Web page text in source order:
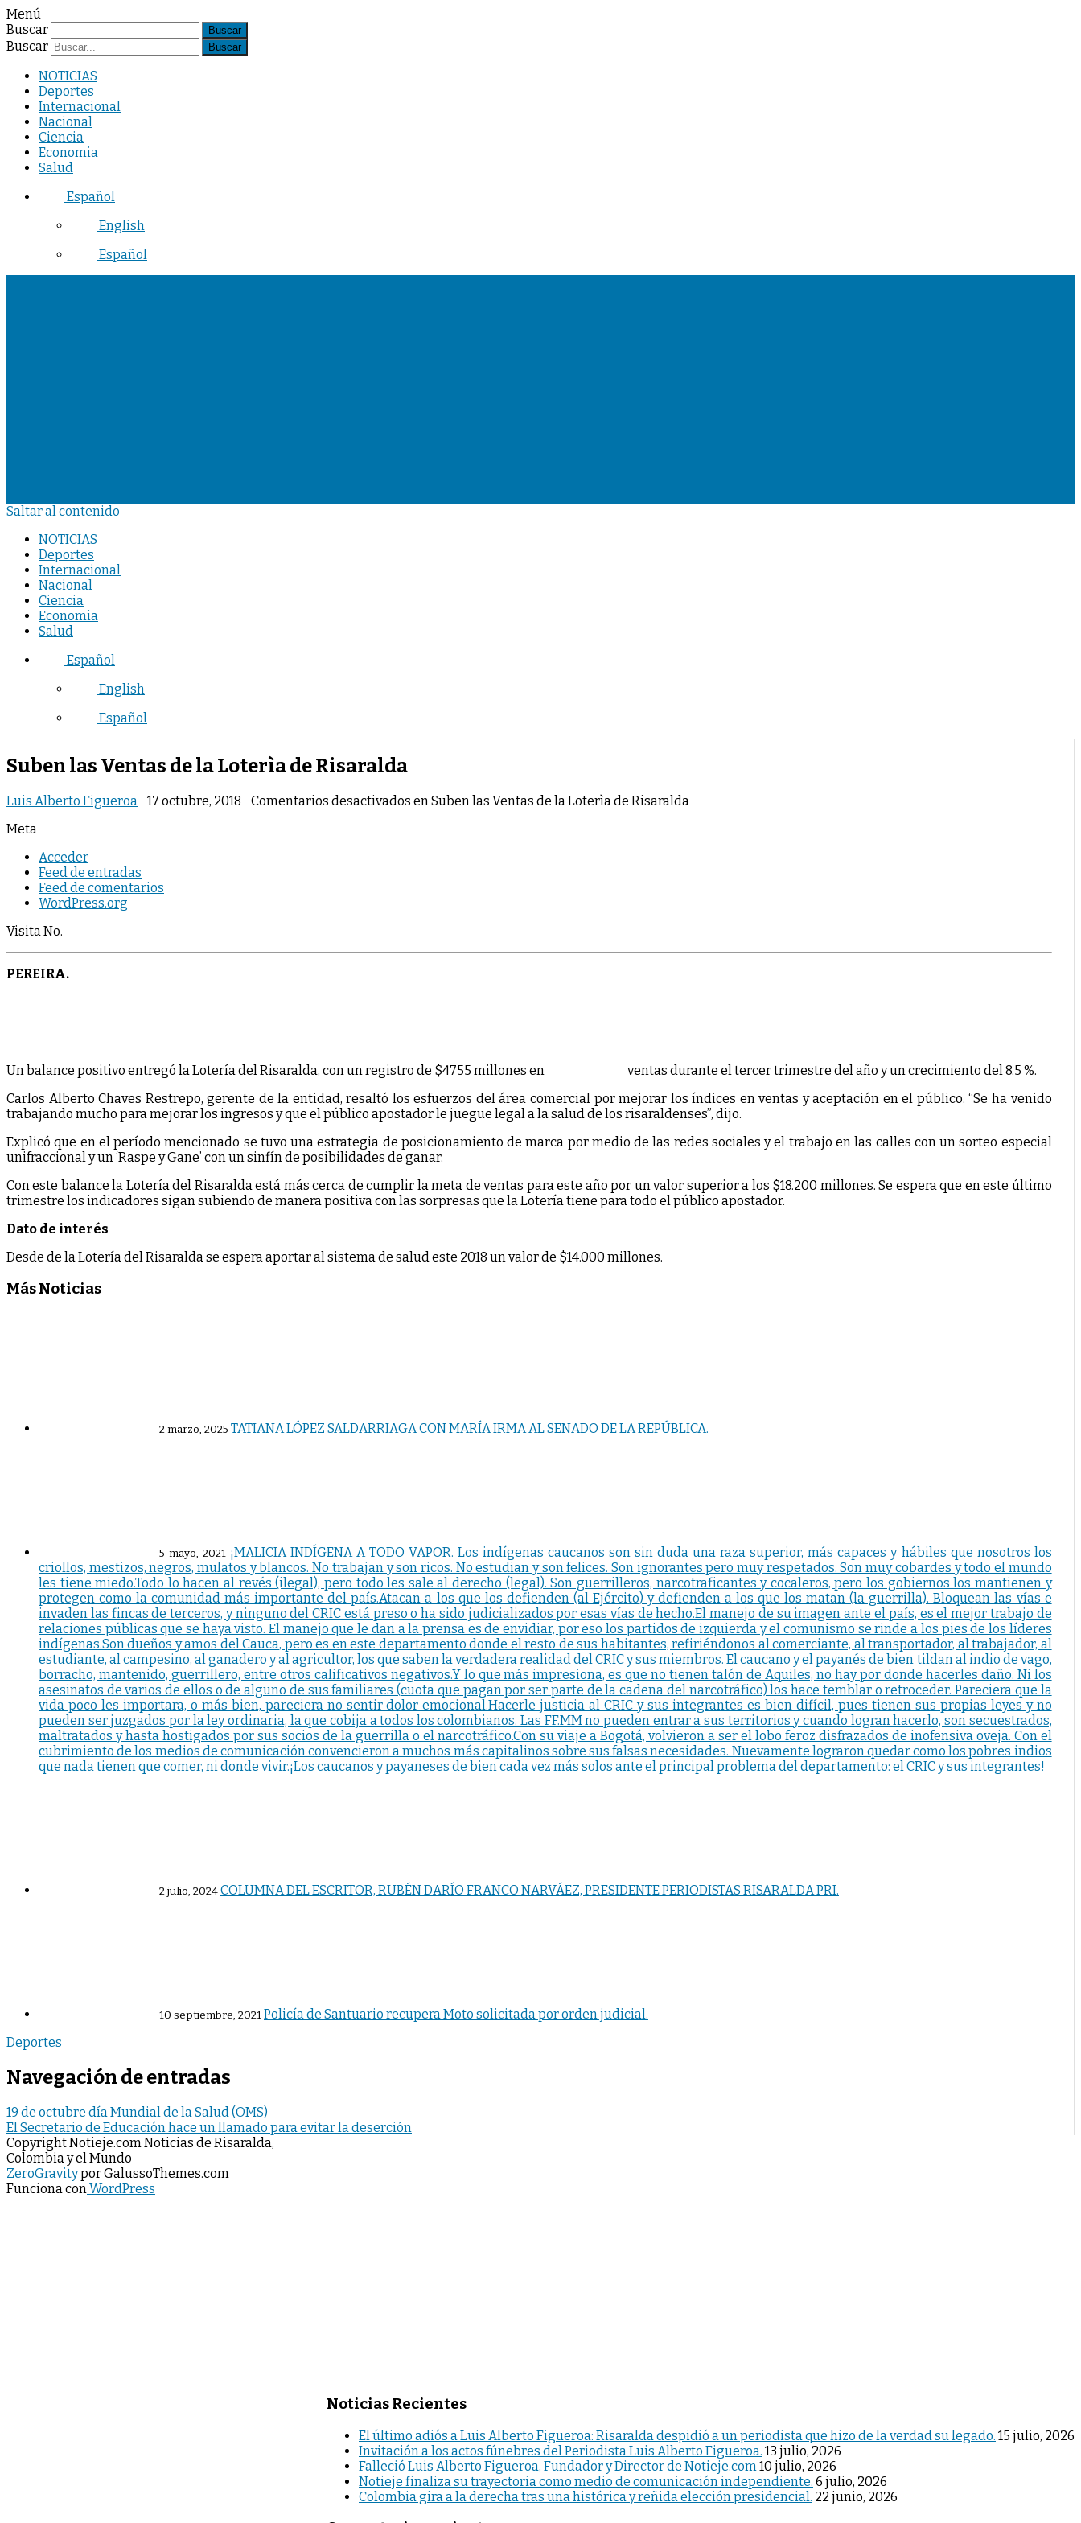
Menú
Buscar
Buscar
NOTICIAS
Deportes
Internacional
Nacional
Ciencia
Economia
Salud
Español
English
Español
Saltar al contenido
NOTICIAS
Deportes
Internacional
Nacional
Ciencia
Economia
Salud
Español
English
Español
Suben las Ventas de la Loterìa de Risaralda
Luis Alberto Figueroa 17 octubre, 2018 Comentarios desactivados en Suben las Ventas de la Loterìa de Risaralda
Meta
Acceder
Feed de entradas
Feed de comentarios
WordPress.org
Visita No.
PEREIRA.
Un balance positivo entregó la Lotería del Risaralda, con un registro de $4755 millones en
ventas durante el tercer trimestre del año y un crecimiento del 8.5 %.
Carlos Alberto Chaves Restrepo, gerente de la entidad, resaltó los esfuerzos del área comercial por mejorar los índices en ventas y aceptación en el público. “Se ha venido
trabajando mucho para mejorar los ingresos y que el público apostador le juegue legal a la salud de los risaraldenses”, dijo.
Explicó que en el período mencionado se tuvo una estrategia de posicionamiento de marca por medio de las redes sociales y el trabajo en las calles con un sorteo especial
unifraccional y un ‘Raspe y Gane’ con un sinfín de posibilidades de ganar.
Con este balance la Lotería del Risaralda está más cerca de cumplir la meta de ventas para este año por un valor superior a los $18.200 millones. Se espera que en este último
trimestre los indicadores sigan subiendo de manera positiva con las sorpresas que la Lotería tiene para todo el público apostador.
Dato de interés
Desde de la Lotería del Risaralda se espera aportar al sistema de salud este 2018 un valor de $14.000 millones.
Más Noticias
2 marzo, 2025 TATIANA LÓPEZ SALDARRIAGA CON MARÍA IRMA AL SENADO DE LA REPÚBLICA.
5 mayo, 2021 ¡MALICIA INDÍGENA A TODO VAPOR. Los indígenas caucanos son sin duda una raza superior, más capaces y hábiles que nosotros los
criollos, mestizos, negros, mulatos y blancos. No trabajan y son ricos. No estudian y son felices. Son ignorantes pero muy respetados. Son muy cobardes y todo el mundo
les tiene miedo.Todo lo hacen al revés (ilegal), pero todo les sale al derecho (legal). Son guerrilleros, narcotraficantes y cocaleros, pero los gobiernos los mantienen y
protegen como la comunidad más importante del país.Atacan a los que los defienden (al Ejército) y defienden a los que los matan (la guerrilla). Bloquean las vías e
invaden las fincas de terceros, y ninguno del CRIC está preso o ha sido judicializados por esas vías de hecho.El manejo de su imagen ante el país, es el mejor trabajo de
relaciones públicas que se haya visto. El manejo que le dan a la prensa es de envidiar, por eso los partidos de izquierda y el comunismo se rinde a los pies de los líderes
indígenas.Son dueños y amos del Cauca, pero es en este departamento donde el resto de sus habitantes, refiriéndonos al comerciante, al transportador, al trabajador, al
estudiante, al campesino, al ganadero y al agricultor, los que saben la verdadera realidad del CRIC y sus miembros. El caucano y el payanés de bien tildan al indio de vago,
borracho, mantenido, guerrillero, entre otros calificativos negativos.Y lo que más impresiona, es que no tienen talón de Aquiles, no hay por donde hacerles daño. Ni los
asesinatos de varios de ellos o de alguno de sus familiares (cuota que pagan por ser parte de la cadena del narcotráfico) los hace temblar o retroceder. Pareciera que la
vida poco les importara, o más bien, pareciera no sentir dolor emocional.Hacerle justicia al CRIC y sus integrantes es bien difícil, pues tienen sus propias leyes y no
pueden ser juzgados por la ley ordinaria, la que cobija a todos los colombianos. Las FF.MM no pueden entrar a sus territorios y cuando logran hacerlo, son secuestrados,
maltratados y hasta hostigados por sus socios de la guerrilla o el narcotráfico.Con su viaje a Bogotá, volvieron a ser el lobo feroz disfrazados de inofensiva oveja. Con el
cubrimiento de los medios de comunicación convencieron a muchos más capitalinos sobre sus falsas necesidades. Nuevamente lograron quedar como los pobres indios
que nada tienen que comer, ni donde vivir.¡Los caucanos y payaneses de bien cada vez más solos ante el principal problema del departamento: el CRIC y sus integrantes!
2 julio, 2024COLUMNA DEL ESCRITOR, RUBÉN DARÍO FRANCO NARVÁEZ, PRESIDENTE PERIODISTAS RISARALDA PRI.
10 septiembre, 2021Policía de Santuario recupera Moto solicitada por orden judicial.
Deportes
Navegación de entradas
19 de octubre día Mundial de la Salud (OMS)
El Secretario de Educación hace un llamado para evitar la deserción
Noticias Recientes
El último adiós a Luis Alberto Figueroa: Risaralda despidió a un periodista que hizo de la verdad su legado. 15 julio, 2026
Invitación a los actos fúnebres del Periodista Luis Alberto Figueroa. 13 julio, 2026
Falleció Luis Alberto Figueroa, Fundador y Director de Notieje.com 10 julio, 2026
Notieje finaliza su trayectoria como medio de comunicación independiente. 6 julio, 2026
Colombia gira a la derecha tras una histórica y reñida elección presidencial. 22 junio, 2026
Copyright Notieje.com Noticias de Risaralda,
Colombia y el Mundo
ZeroGravitypor GalussoThemes.com
Funciona conWordPress